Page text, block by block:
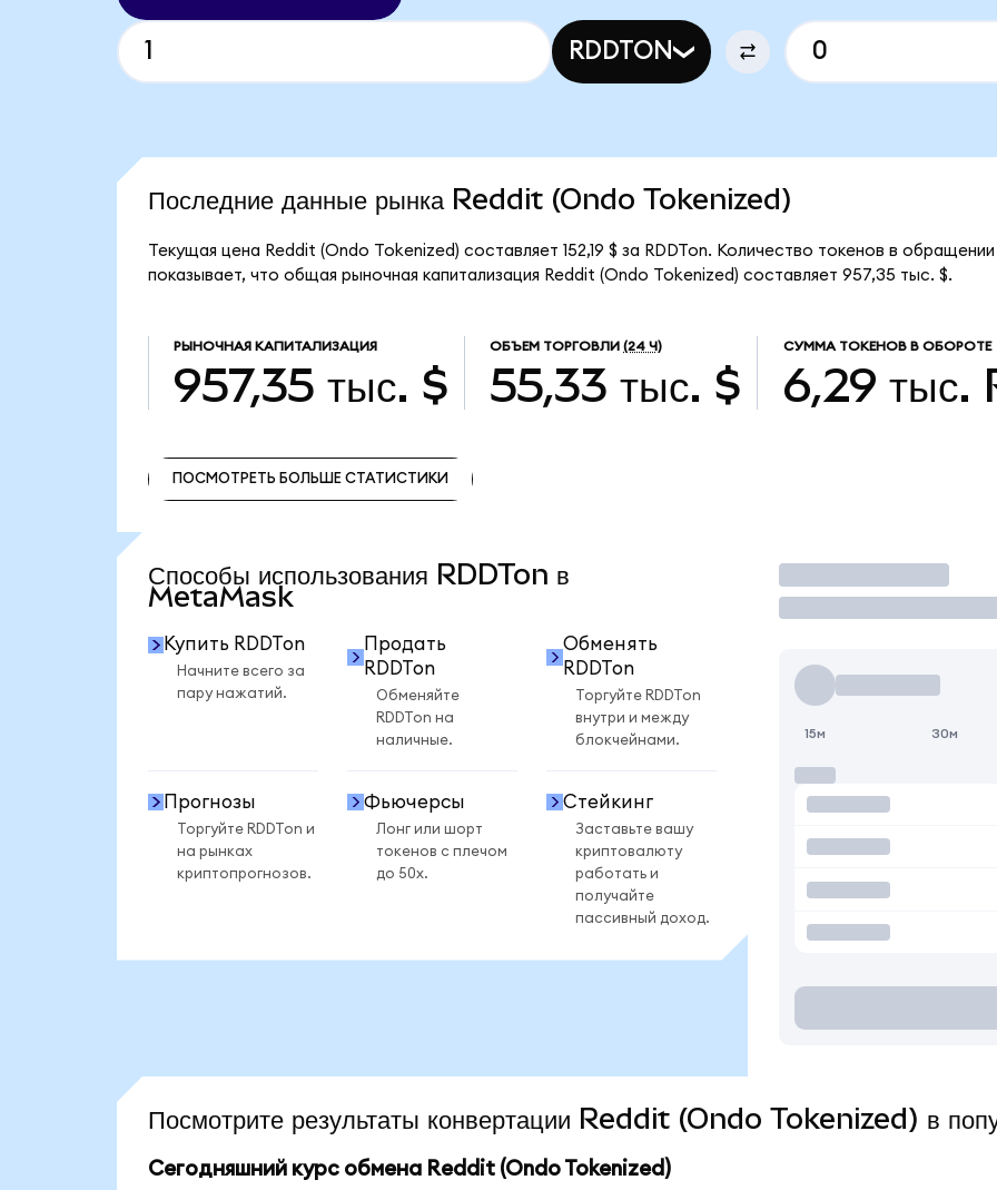
RDDTON
Последние данные рынка Reddit (Ondo Tokenized)
Текущая цена Reddit (Ondo Tokenized) составляет 152,19 $ за RDDTon. Количество токенов в
показывает, что общая рыночная капитализация Reddit (Ondo Tokenized) составляет 957,35 тыс. $.
РЫНОЧНАЯ КАПИТАЛИЗАЦИЯ
957,35 тыс. $
ОБЪЕМ ТОРГОВЛИ (24 Ч)
55,33 тыс. $
СУММА ТОКЕНОВ В ОБОРОТЕ
6,29 тыс.
ПОСМОТРЕТЬ БОЛЬШЕ СТАТИСТИКИ
Способы использования RDDTon в
MetaMask
Купить RDDTon
Начните всего за
пару нажатий.
Продать
RDDTon
Обменяйте
RDDTon на
наличные.
Обменять
RDDTon
Торгуйте RDDTon
внутри и между
блокчейнами.
Прогнозы
Торгуйте RDDTon и
на рынках
криптопрогнозов.
Фьючерсы
Лонг или шорт
токенов с плечом
до 50x.
Стейкинг
Заставьте вашу
криптовалюту
работать и
получайте
пассивный доход.
Торговать
15м 30м
Посмотрите результаты конвертации Reddit (Ondo Tokenized) в
Сегодняшний курс обмена Reddit (Ondo Tokenized)